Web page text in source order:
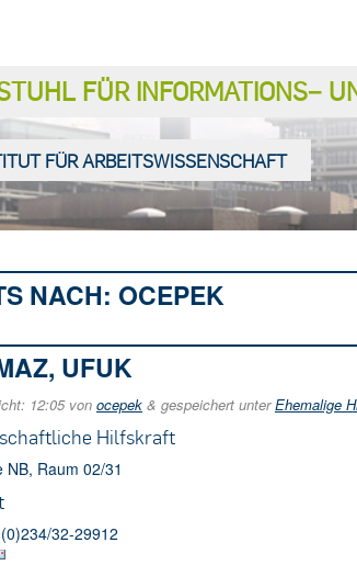
FÜR INFORMATIONS−
FÜR ARBEITSWISSENSCHAFT
NACH: OCEPEK
UFUK
12:05von ocepek & gespeichert unterEhemalige
Hilfskraft
NB, Raum 02/31
32-29912